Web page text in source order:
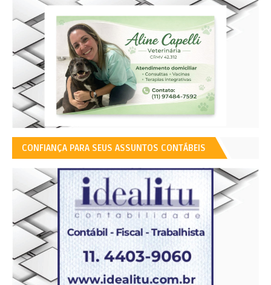
CONFIANÇA PARA SEUS ASSUNTOS CONTÁBEIS